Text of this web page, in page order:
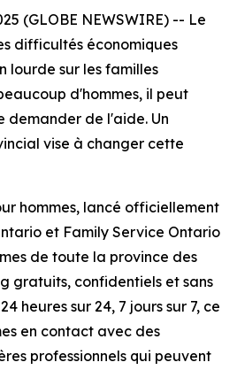
(GLOBE NEWSWIRE) -- Le
difficultés économiques
lourde sur les familles
d'hommes, il peut
demander de l'aide. Un
vise à changer cette
hommes, lancé officiellement
et Family Service Ontario
de toute la province des
gratuits, confidentiels et sans
heures sur 24, 7 jours sur 7, ce
en contact avec des
professionnels qui peuvent